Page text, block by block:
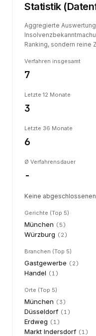
Statistik
Aggregierte
Ranking, sondern reine
Verfahren insgesamt
7
Letzte 12 Monate
3
Letzte 36 Monate
6
Ø Verfahrensdauer
-
Keine
Gerichte (Top 5)
München (5)
Würzburg (2)
Branchen (Top 5)
Gastgewerbe (2)
Handel (1)
Orte (Top 5)
München (3)
Düsseldorf (1)
Erdweg (1)
Markt Indersdorf (1)